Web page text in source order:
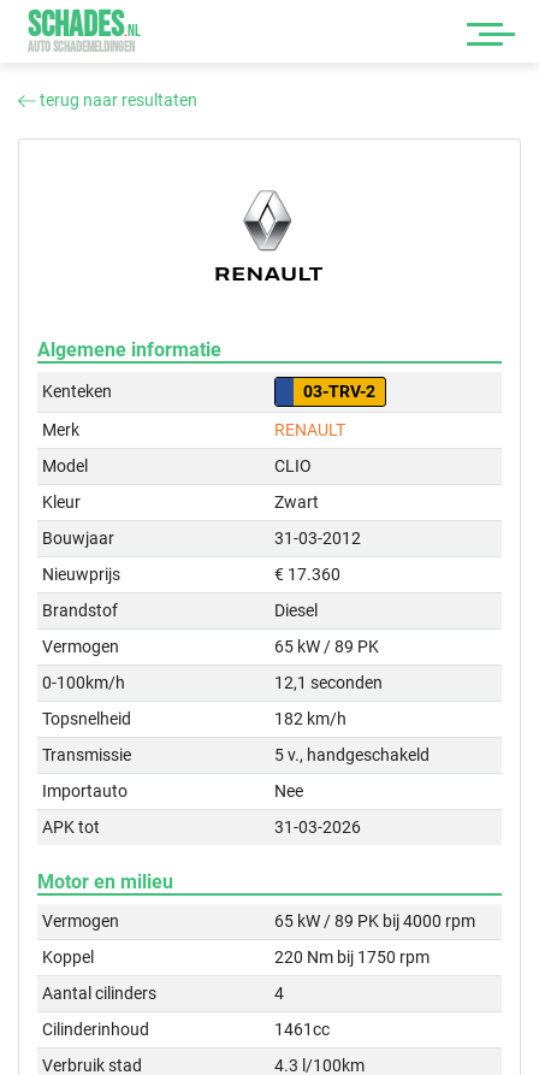
SCHADES.NL
AUTO SCHADEMELDINGEN
terug naar resultaten
Algemene informatie
Kenteken
03-TRV-2
Merk
RENAULT
Model
CLIO
Kleur
Zwart
Bouwjaar
31-03-2012
Nieuwprijs
€ 17.360
Brandstof
Diesel
Vermogen
65 kW / 89 PK
0-100km/h
12,1 seconden
Topsnelheid
182 km/h
Transmissie
5 v., handgeschakeld
Importauto
Nee
APK tot
31-03-2026
Motor en milieu
Vermogen
65 kW / 89 PK bij 4000 rpm
Koppel
220 Nm bij 1750 rpm
Aantal cilinders
4
Cilinderinhoud
1461cc
Verbruik stad
4.3 l/100km